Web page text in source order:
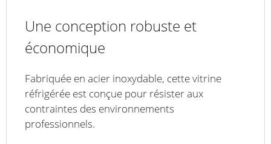
Une conception robuste et
économique
Fabriquée en acier inoxydable, cette vitrine
réfrigérée est conçue pour résister aux
contraintes des environnements
professionnels.